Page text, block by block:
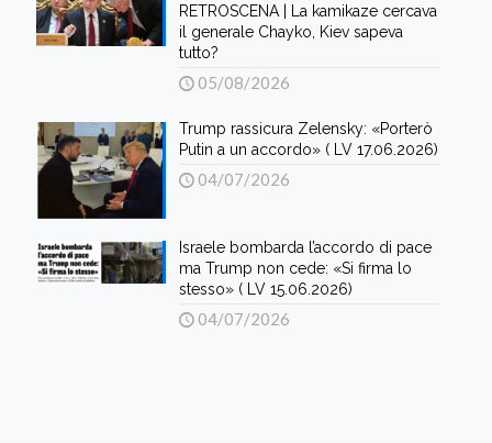
RETROSCENA | La kamikaze cercava
il generale Chayko, Kiev sapeva
tutto?
05/08/2026
Trump rassicura Zelensky: «Porterò
Putin a un accordo» ( LV 17.06.2026)
04/07/2026
Israele bombarda l’accordo di pace
ma Trump non cede: «Si firma lo
stesso» ( LV 15.06.2026)
04/07/2026